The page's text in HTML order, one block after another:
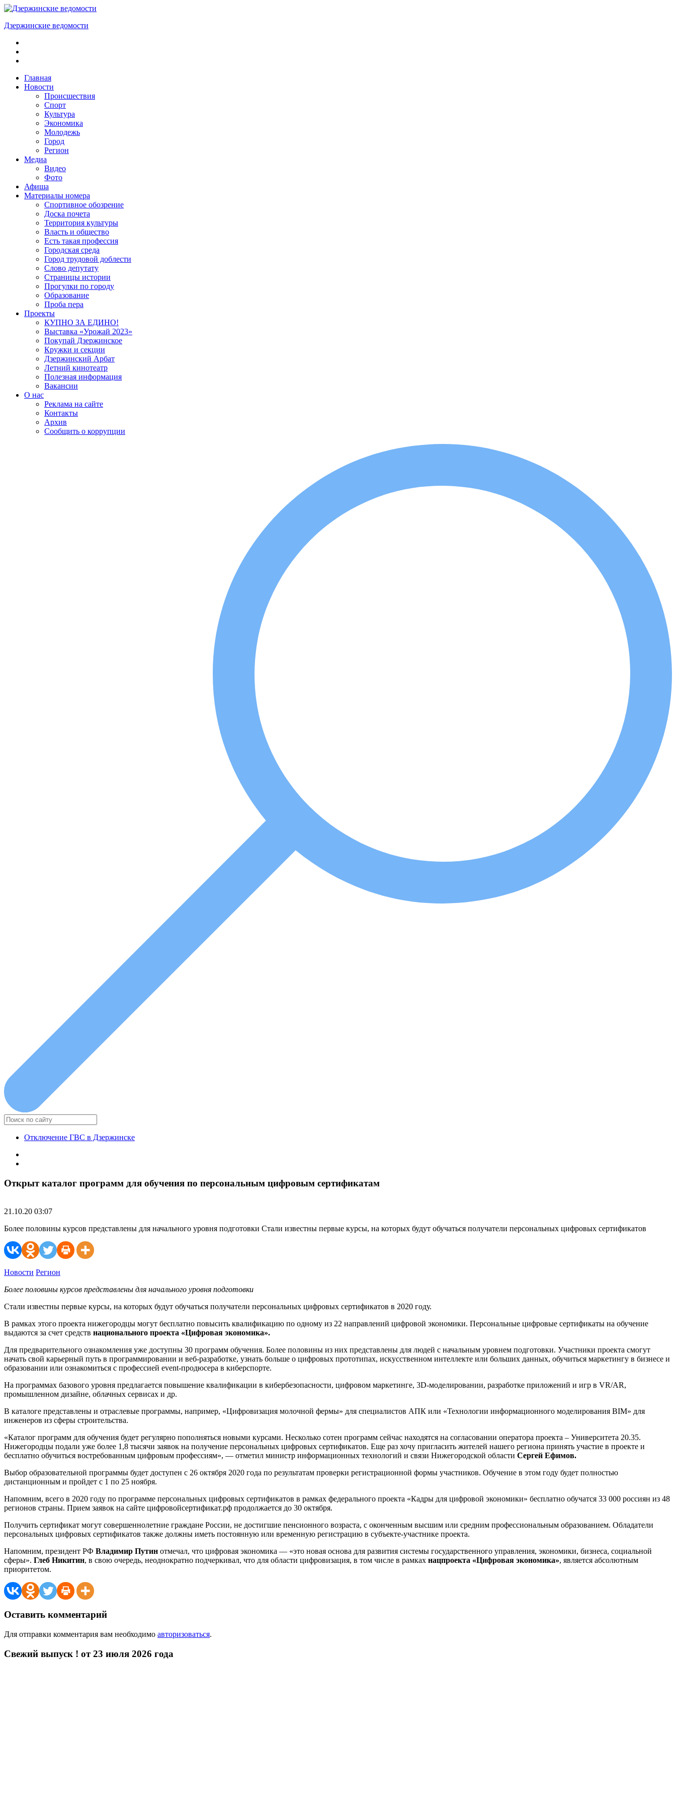
Skip
content
Дзержинские ведомости
ОБЩЕСТВЕННО-
ПОЛИТИЧЕСКАЯ
ГАЗЕТАГлавная
Новости
Происшествия
Спорт
Культура
Экономика
Молодежь
Город
Регион
Медиа
Видео
Фото
Афиша
Материалы номера
Спортивное обозрение
Доска почета
Территория культуры
Власть и общество
Есть такая профессия
Городская среда
Город трудовой доблести
Слово депутату
Страницы истории
Прогулки по городу
Образование
Проба пера
Проекты
КУПНО ЗА ЕДИНО!
Выставка «Урожай 2023»
Покупай Дзержинское
Кружки и секции
Дзержинский Арбат
Летний кинотеатр
Полезная информация
Вакансии
О нас
Реклама на сайте
Контакты
Архив
Сообщить о коррупции
Отключение ГВС в Дзержинске
Открыт каталог программ для обучения по персональным цифровым сертификатам
21.10.20 03:07
Более половины курсов представлены для начального уровня подготовки Стали известны первые курсы, на которых будут обучаться получатели персональных цифровых сертификатов
Новости Регион
Более половины курсов представлены для начального уровня подготовки
Стали известны первые курсы, на которых будут обучаться получатели персональных цифровых сертификатов в 2020 году.
В рамках этого проекта нижегородцы могут бесплатно повысить квалификацию по одному из 22 направлений цифровой экономики. Персональные цифровые сертификаты на обучение
выдаются за счет средств национального проекта «Цифровая экономика».
Для предварительного ознакомления уже доступны 30 программ обучения. Более половины из них представлены для людей с начальным уровнем подготовки. Участники проекта смогут
начать свой карьерный путь в программировании и веб-разработке, узнать больше о цифровых прототипах, искусственном интеллекте или больших данных, обучиться маркетингу в бизнесе и
образовании или ознакомиться с профессией event-продюсера в киберспорте.
На программах базового уровня предлагается повышение квалификации в кибербезопасности, цифровом маркетинге, 3D-моделировании, разработке приложений и игр в VR/AR,
промышленном дизайне, облачных сервисах и др.
В каталоге представлены и отраслевые программы, например, «Цифровизация молочной фермы» для специалистов АПК или «Технологии информационного моделирования BIM» для
инженеров из сферы строительства.
«Каталог программ для обучения будет регулярно пополняться новыми курсами. Несколько сотен программ сейчас находятся на согласовании оператора проекта – Университета 20.35.
Нижегородцы подали уже более 1,8 тысячи заявок на получение персональных цифровых сертификатов. Еще раз хочу пригласить жителей нашего региона принять участие в проекте и
бесплатно обучиться востребованным цифровым профессиям», — отметил министр информационных технологий и связи Нижегородской области Сергей Ефимов.
Выбор образовательной программы будет доступен с 26 октября 2020 года по результатам проверки регистрационной формы участников. Обучение в этом году будет полностью
дистанционным и пройдет с 1 по 25 ноября.
Напомним, всего в 2020 году по программе персональных цифровых сертификатов в рамках федерального проекта «Кадры для цифровой экономики» бесплатно обучатся 33 000 россиян из 48
регионов страны. Прием заявок на сайте цифровойсертификат.рф продолжается до 30 октября.
Получить сертификат могут совершеннолетние граждане России, не достигшие пенсионного возраста, с оконченным высшим или средним профессиональным образованием. Обладатели
персональных цифровых сертификатов также должны иметь постоянную или временную регистрацию в субъекте-участнике проекта.
Напомним, президент РФ Владимир Путин отмечал, что цифровая экономика — «это новая основа для развития системы государственного управления, экономики, бизнеса, социальной
сферы». Глеб Никитин, в свою очередь, неоднократно подчеркивал, что для области цифровизация, в том числе в рамках нацпроекта «Цифровая экономика», является абсолютным
приоритетом.
Оставить комментарий
Для отправки комментария вам необходимо авторизоваться.
Свежий выпуск ! от 23 июля 2026 года